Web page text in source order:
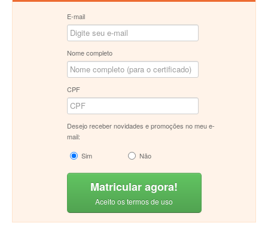
E-mail
Nome completo
CPF
Desejo receber novidades e promoções no meu e-
mail:
Sim
Não
Matricular agora!
Aceito os termos de uso